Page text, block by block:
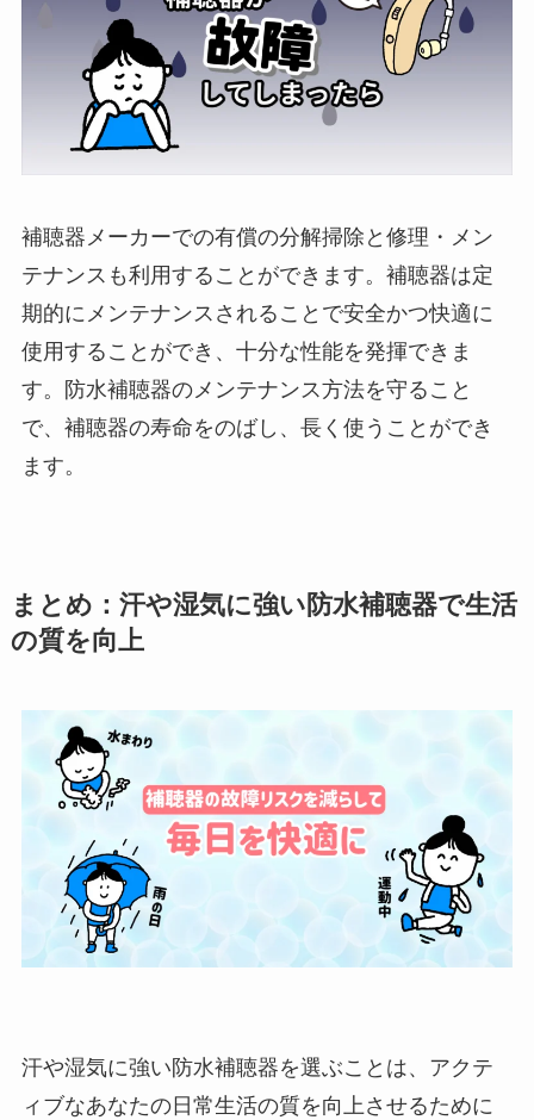
補聴器メーカーでの有償の分解掃除と修理・メン
テナンスも利用することができます。補聴器は定
期的にメンテナンスされることで安全かつ快適に
使用することができ、十分な性能を発揮できま
す。防水補聴器のメンテナンス方法を守ること
で、補聴器の寿命をのばし、長く使うことができ
ます。
まとめ：汗や湿気に強い防水補聴器で生活
の質を向上
汗や湿気に強い防水補聴器を選ぶことは、アクテ
ィブなあなたの日常生活の質を向上させるために